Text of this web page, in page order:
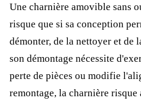
Une charnière amovible sans
risque que si sa conception
démonter, de la nettoyer et de
son démontage nécessite
perte de pièces ou modifie
remontage, la charnière risque